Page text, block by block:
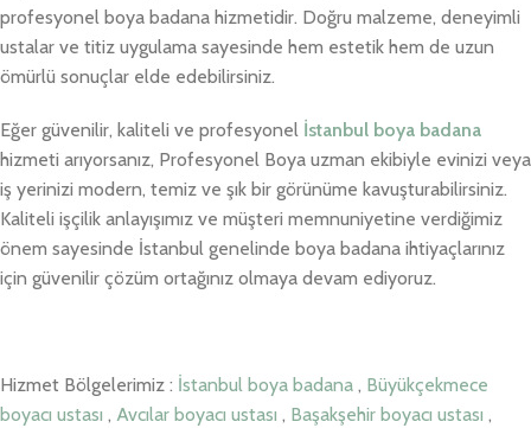
profesyonel boya badana hizmetidir. Doğru malzeme, deneyimli
ustalar ve titiz uygulama sayesinde hem estetik hem de uzun
ömürlü sonuçlar elde edebilirsiniz.
Eğer güvenilir, kaliteli ve profesyonel İstanbul boya badana
hizmeti arıyorsanız, Profesyonel Boya uzman ekibiyle evinizi veya
iş yerinizi modern, temiz ve şık bir görünüme kavuşturabilirsiniz.
Kaliteli işçilik anlayışımız ve müşteri memnuniyetine verdiğimiz
önem sayesinde İstanbul genelinde boya badana ihtiyaçlarınız
için güvenilir çözüm ortağınız olmaya devam ediyoruz.
Hizmet Bölgelerimiz : İstanbul boya badana , Büyükçekmece
boyacı ustası , Avcılar boyacı ustası , Başakşehir boyacı ustası ,